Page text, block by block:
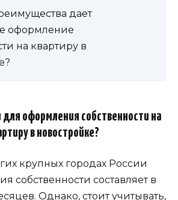
дает
оформление
на квартиру в
для оформления собственности на
в новостройке?
крупных городах России
собственности составляет в
Однако, стоит учитывать,